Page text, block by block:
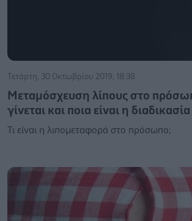
Τετάρτη, 30 Οκτωβρίου 2019, 18:38
Μεταμόσχευση λίπους στο
γίνεται και ποια είναι η διαδικασία
Τι είναι η λιπομεταφορά στο πρόσωπο;